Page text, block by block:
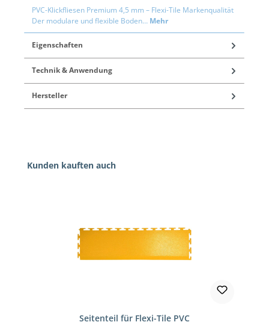
PVC-Klickfliesen Premium 4,5 mm – Flexi-Tile Markenqualität
Der modulare und flexible Boden… Mehr
Eigenschaften
Technik & Anwendung
Hersteller
Produktgalerie überspringen
Kunden kauften auch
Seitenteil für Flexi-Tile PVC